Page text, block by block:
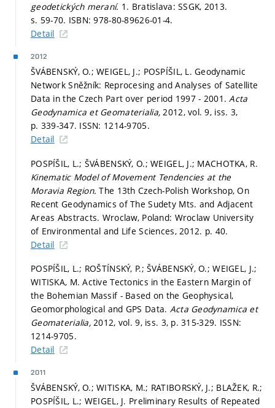
geodetických meraní. 1. Bratislava: SSGK, 2013.
s. 59-70. ISBN: 978-80-89626-01-4.
Detail
2012
ŠVÁBENSKÝ, O.; WEIGEL, J.; POSPÍŠIL, L. Geodynamic
Network Sněžník: Reprocesing and Analyses of Satellite
Data in the Czech Part over period 1997 - 2001.Acta
Geodynamica et Geomaterialia,2012, vol. 9, iss. 3,
p. 339-347. ISSN: 1214-9705.
Detail
POSPÍŠIL, L.; ŠVÁBENSKÝ, O.; WEIGEL, J.; MACHOTKA, R.
Kinematic Model of Movement Tendencies at the
Moravia Region.The 13th Czech-Polish Workshop, On
Recent Geodynamics of The Sudety Mts. and Adjacent
Areas Abstracts. Wroclaw, Poland: Wroclaw University
of Environmental and Life Sciences, 2012. p. 40.
Detail
POSPÍŠIL, L.; ROŠTÍNSKÝ, P.; ŠVÁBENSKÝ, O.; WEIGEL, J.;
WITISKA, M. Active Tectonics in the Eastern Margin of
the Bohemian Massif - Based on the Geophysical,
Geomorphological and GPS Data. Acta Geodynamica et
Geomaterialia,2012, vol. 9, iss. 3, p. 315-329. ISSN:
1214-9705.
Detail
2011
ŠVÁBENSKÝ, O.; WITISKA, M.; RATIBORSKÝ, J.; BLAŽEK, R.;
POSPÍŠIL, L.; WEIGEL, J. Preliminary Results of Repeated